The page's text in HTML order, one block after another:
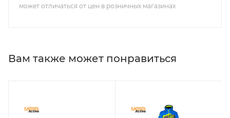
может отличаться от цен в розничных магазинах
Вам также может понравиться